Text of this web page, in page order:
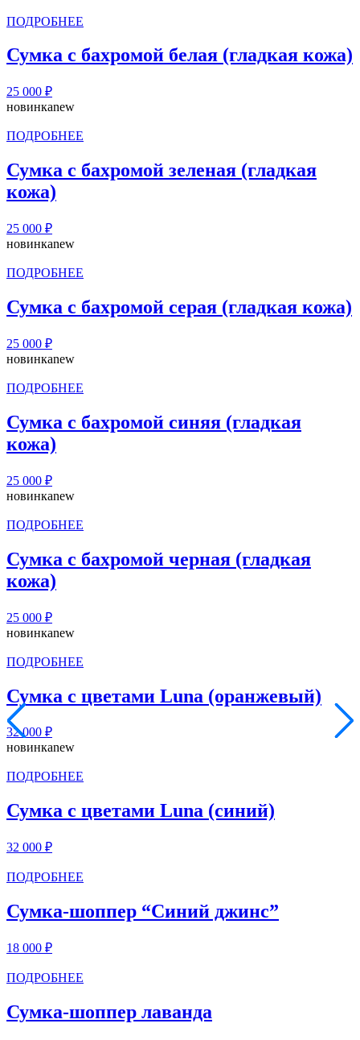
ПОДРОБНЕЕ
Сумка с бахромой белая (гладкая кожа)
25 000 ₽
новинкаnew
ПОДРОБНЕЕ
Сумка с бахромой зеленая (гладкая
кожа)
25 000 ₽
новинкаnew
ПОДРОБНЕЕ
Сумка с бахромой серая (гладкая кожа)
25 000 ₽
новинкаnew
ПОДРОБНЕЕ
Сумка с бахромой синяя (гладкая
кожа)
25 000 ₽
новинкаnew
ПОДРОБНЕЕ
Сумка с бахромой черная (гладкая
кожа)
25 000 ₽
новинкаnew
ПОДРОБНЕЕ
Сумка с цветами Luna (оранжевый)
32 000 ₽
новинкаnew
ПОДРОБНЕЕ
Сумка с цветами Luna (синий)
32 000 ₽
ПОДРОБНЕЕ
Сумка-шоппер “Синий джинс”
18 000 ₽
ПОДРОБНЕЕ
Сумка-шоппер лаванда